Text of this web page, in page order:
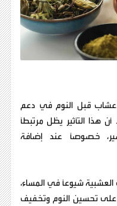
قبل النوم في دعم
هذا التأثير يظل مرتبطًا
خصوصًا عند إضافة
العشبية شيوعًا في المساء،
تحسين النوم وتخفيف